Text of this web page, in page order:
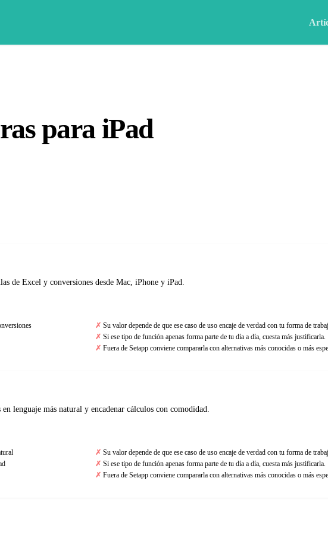
para iPad
de Excel y conversiones desde Mac, iPhone y iPad.
Su valor depende de que ese caso de uso encaje de verdad con tu forma de
Si ese tipo de función apenas forma parte de tu día a día, cuesta más justificarla.
Fuera de Setapp conviene compararla con alternativas más conocidas o más
lenguaje más natural y encadenar cálculos con comodidad.
Su valor depende de que ese caso de uso encaje de verdad con tu forma de
Si ese tipo de función apenas forma parte de tu día a día, cuesta más justificarla.
Fuera de Setapp conviene compararla con alternativas más conocidas o más